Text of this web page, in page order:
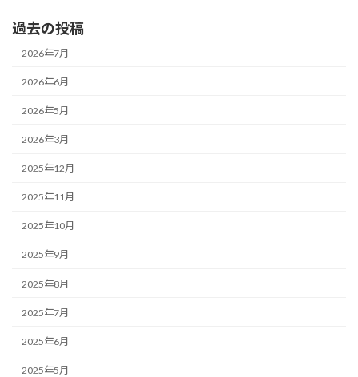
過去の投稿
2026年7月
2026年6月
2026年5月
2026年3月
2025年12月
2025年11月
2025年10月
2025年9月
2025年8月
2025年7月
2025年6月
2025年5月